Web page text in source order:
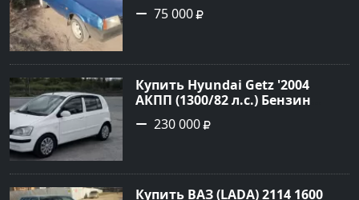
инжектор в Кореновск : цвет
Синий Седан 2000 года по цене
75 000
Купить Hyundai Getz '2004
АКПП (1300/82 л.с.) Бензин
инжектор Петровская цвет
Белый Седан по цене 230000
230 000
Купить ВАЗ (LADA) 2114 1600